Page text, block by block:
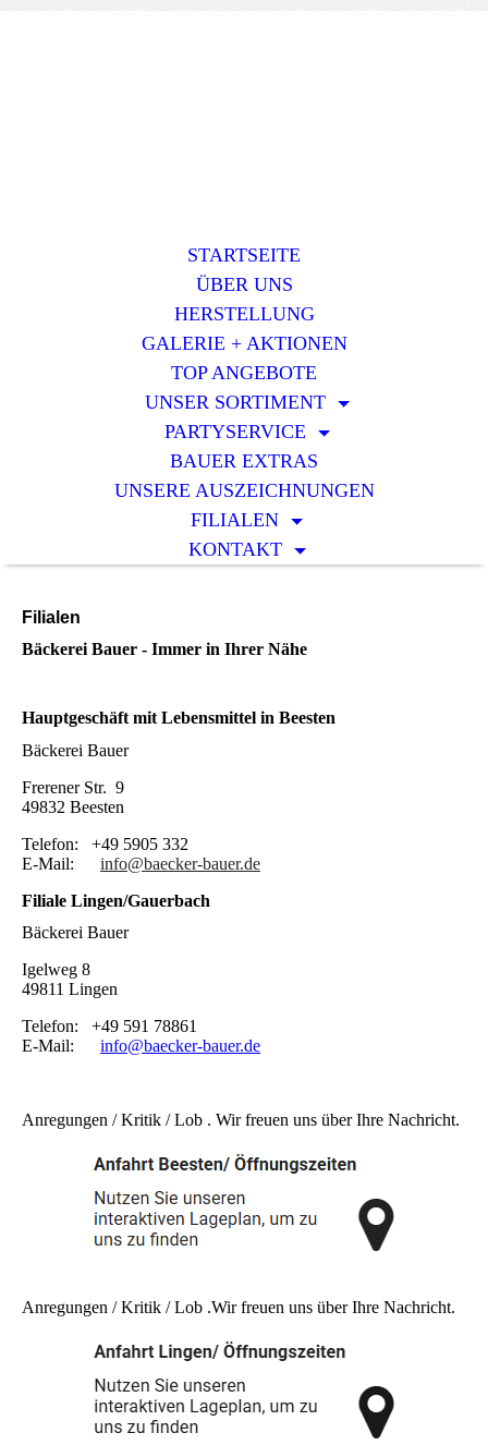
STARTSEITE
ÜBER UNS
HERSTELLUNG
GALERIE + AKTIONEN
TOP ANGEBOTE
UNSER SORTIMENT
PARTYSERVICE
BAUER EXTRAS
UNSERE AUSZEICHNUNGEN
FILIALEN
KONTAKT
Filialen
Bäckerei Bauer - Immer in Ihrer Nähe
Hauptgeschäft mit Lebensmittel in Beesten
Bäckerei Bauer
Frerener Str. 9
49832 Beesten
Telefon: +49 5905 332
E-Mail: info@baecker-bauer.de
Filiale Lingen/Gauerbach
Bäckerei Bauer
Igelweg 8
49811 Lingen
Telefon: +49 591 78861
E-Mail: info@baecker-bauer.de
Anregungen / Kritik / Lob . Wir freuen uns über Ihre Nachricht.
Anregungen / Kritik / Lob .Wir freuen uns über Ihre Nachricht.